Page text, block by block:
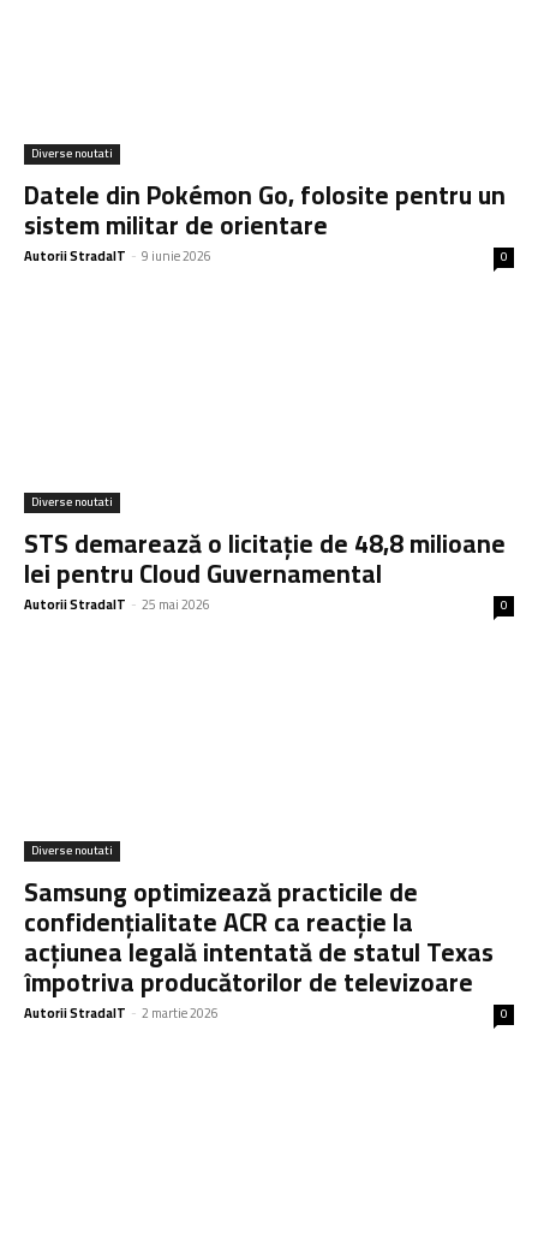
Diverse noutati
Datele din Pokémon Go, folosite pentru un
sistem militar de orientare
Autorii StradaIT - 9 iunie 2026 0
Diverse noutati
STS demarează o licitație de 48,8 milioane
lei pentru Cloud Guvernamental
Autorii StradaIT - 25 mai 2026 0
Diverse noutati
Samsung optimizează practicile de
confidențialitate ACR ca reacție la
acțiunea legală intentată de statul Texas
împotriva producătorilor de televizoare
Autorii StradaIT - 2 martie 2026 0